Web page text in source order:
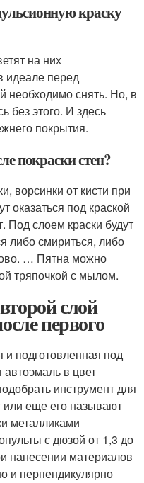
краску
на них
идеале перед
необходимо снять. Но, в
без этого. И здесь
покрытия.
покраски стен?
ворсинки от кисти при
под краской
Под слоем краски будут
либо смириться, либо
… Пятна можно
тряпочкой с мылом.
слой
первого
и подготовленная под
автоэмаль в цвет
инструмент для
или еще его называют
металликами
с дюзой от 1,3 до
нанесении материалов
и перпендикулярно